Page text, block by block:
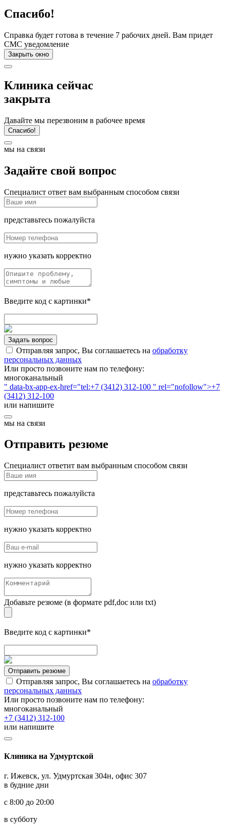
Спасибо!
Справка будет готова в течение 7 рабочих дней. Вам придет
СМС уведомление
Закрыть окно
Клиника сейчас
закрыта
Давайте мы перезвоним в рабочее время
Спасибо!
мы на связи
Задайте свой вопрос
Специалист ответ вам выбранным способом связи
представьтесь пожалуйста
нужно указать корректно
Введите код с картинки*
Задать вопрос
Отправляя запрос, Вы соглашаетесь на обработку
персональных данных
Или просто позвоните нам по телефону:
многоканальный
" data-bx-app-ex-href="tel:+7 (3412) 312-100 " rel="nofollow">+7
(3412) 312-100
или напишите
мы на связи
Отправить резюме
Специалист ответит вам выбранным способом связи
представьтесь пожалуйста
нужно указать корректно
нужно указать корректно
Добавьте резюме (в формате pdf,doc или txt)
Введите код с картинки*
Отправить резюме
Отправляя запрос, Вы соглашаетесь на обработку
персональных данных
Или просто позвоните нам по телефону:
многоканальный
+7 (3412) 312-100
или напишите
Клиника на Удмуртской
г. Ижевск, ул. Удмуртская 304н, офис 307
в будние дни
с 8:00 до 20:00
в субботу